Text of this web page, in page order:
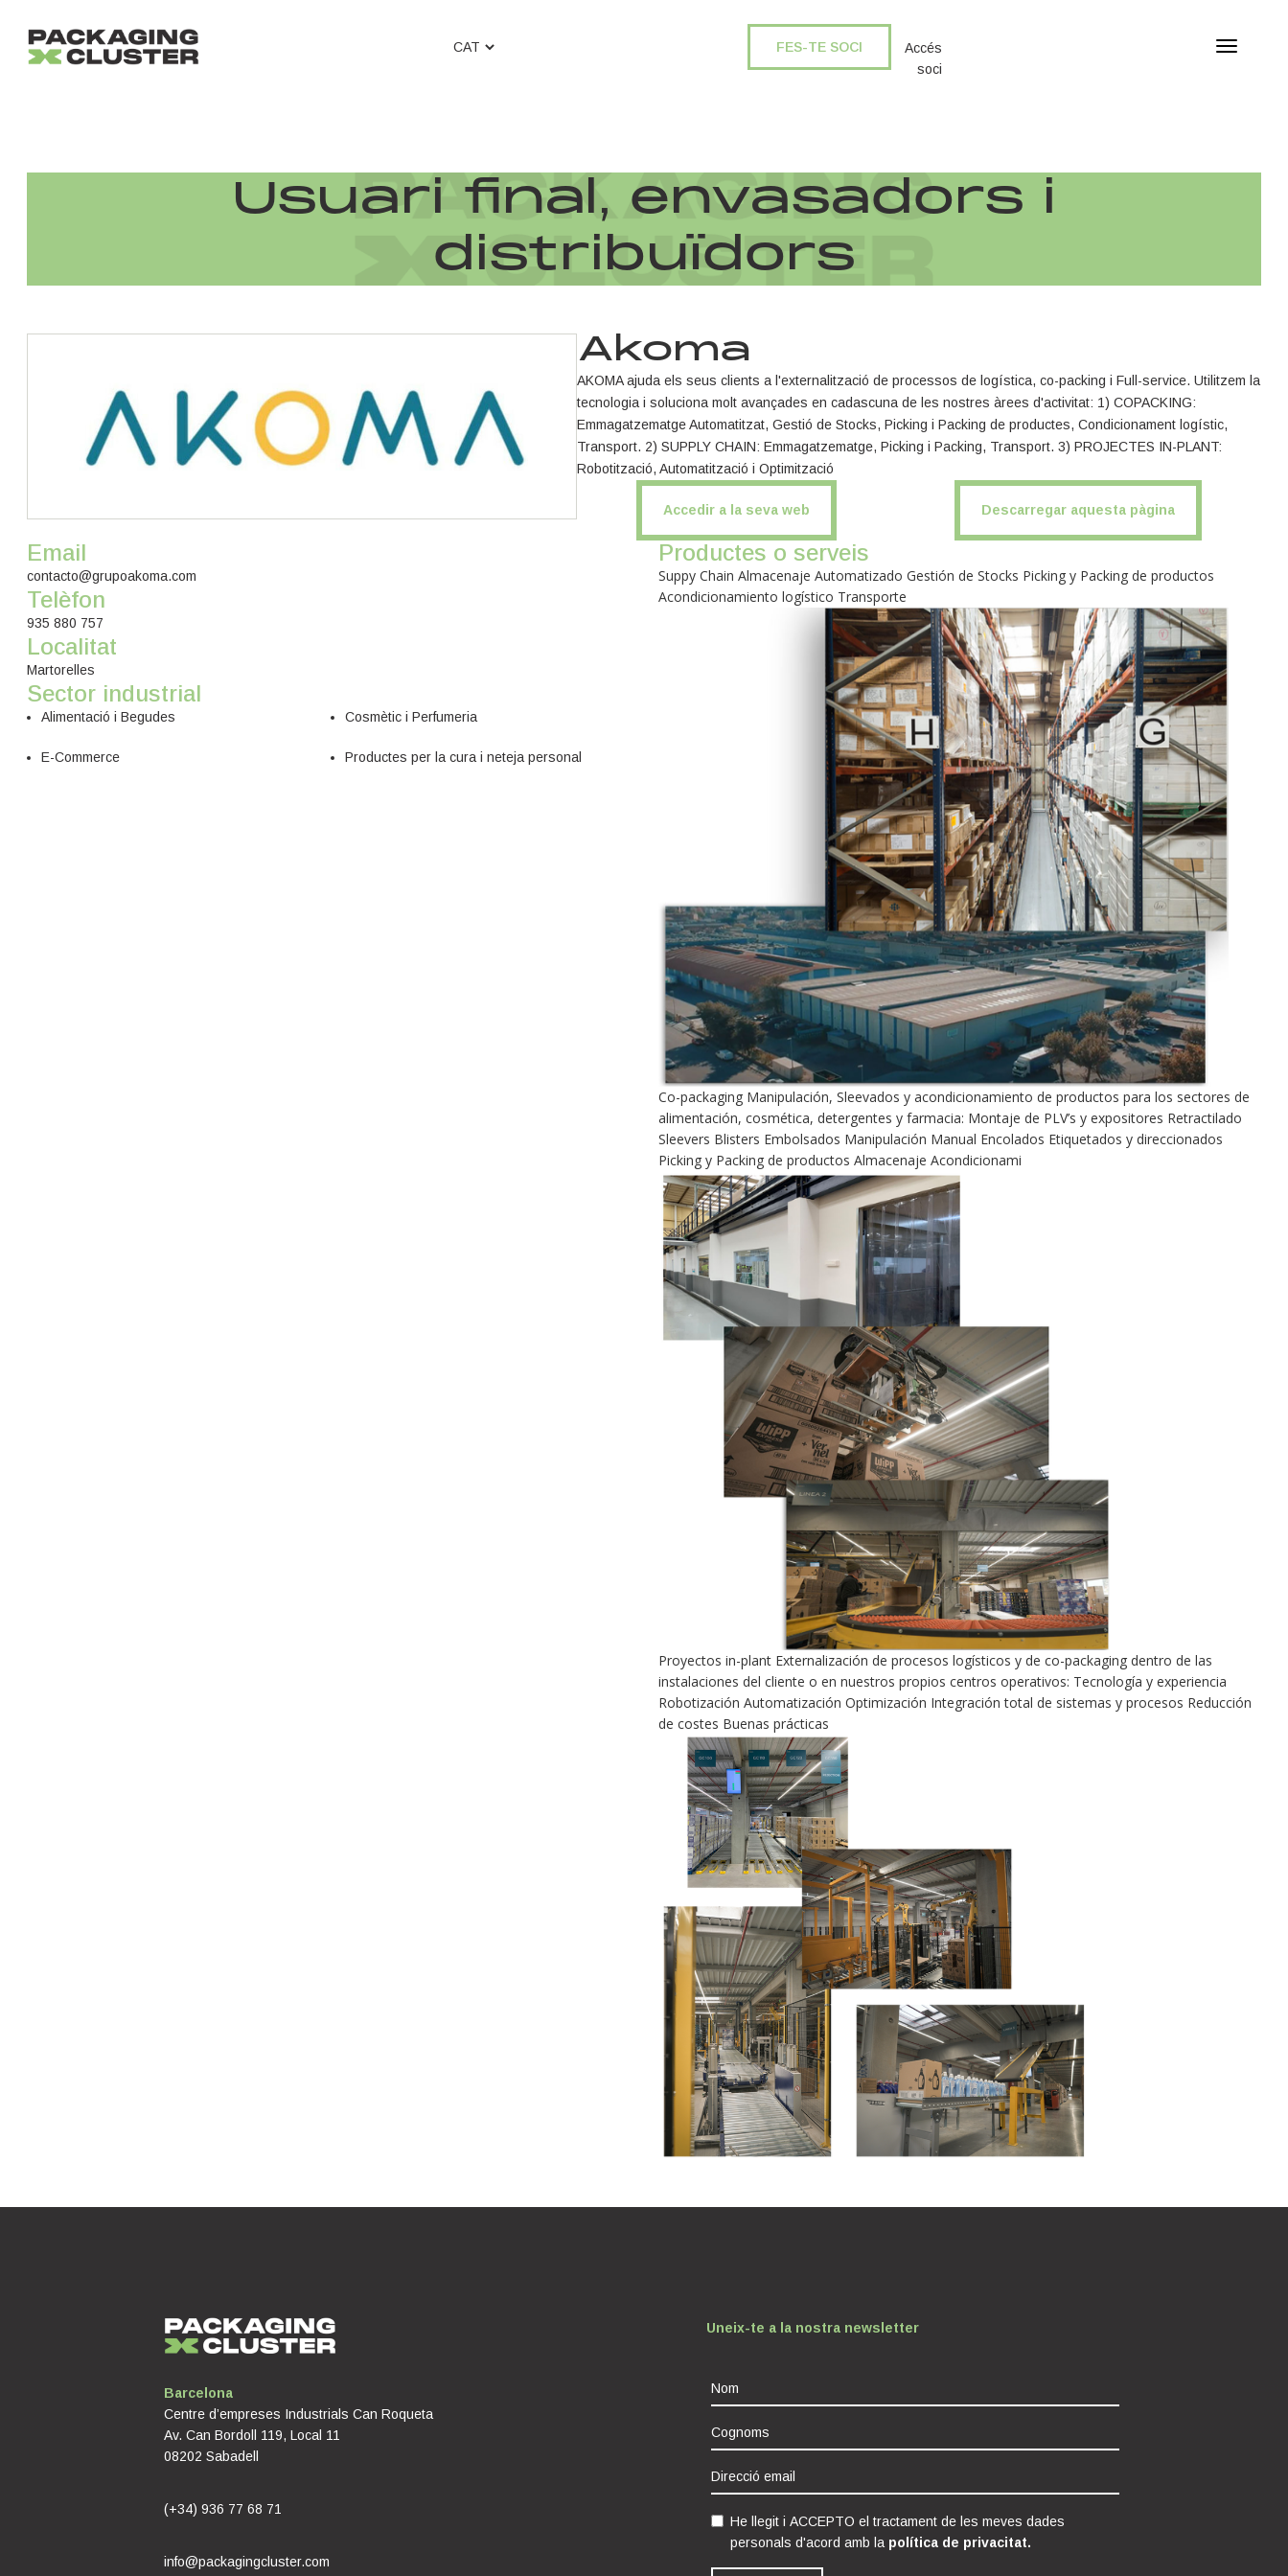
T
n
FES-TE SOCI
Accés
soci
Usuari final, envasadors i
distribuïdors
Akoma
AKOMA ajuda els seus clients a l'externalització de processos de logística, co-packing i Full-service. Utilitzem la
tecnologia i soluciona molt avançades en cadascuna de les nostres àrees d'activitat: 1) COPACKING:
Emmagatzematge Automatitzat, Gestió de Stocks, Picking i Packing de productes, Condicionament logístic,
Transport. 2) SUPPLY CHAIN: Emmagatzematge, Picking i Packing, Transport. 3) PROJECTES IN-PLANT:
Robotització, Automatització i Optimització
Accedir a la seva web Descarregar aquesta pàgina
Email
contacto@grupoakoma.com
Telèfon
935 880 757
Localitat
Martorelles
Sector industrial
Alimentació i Begudes Cosmètic i Perfumeria
E-Commerce Productes per la cura i neteja personal
Productes o serveis
Suppy Chain Almacenaje Automatizado Gestión de Stocks Picking y Packing de productos
Acondicionamiento logístico Transporte
Co-packaging Manipulación, Sleevados y acondicionamiento de productos para los sectores de
alimentación, cosmética, detergentes y farmacia: Montaje de PLV’s y expositores Retractilado
Sleevers Blisters Embolsados Manipulación Manual Encolados Etiquetados y direccionados
Picking y Packing de productos Almacenaje Acondicionami
Proyectos in-plant Externalización de procesos logísticos y de co-packaging dentro de las
instalaciones del cliente o en nuestros propios centros operativos: Tecnología y experiencia
Robotización Automatización Optimización Integración total de sistemas y procesos Reducción
de costes Buenas prácticas
Barcelona
Centre d’empreses Industrials Can Roqueta
Av. Can Bordoll 119, Local 11
08202 Sabadell
(+34) 936 77 68 71
info@packagingcluster.com
Uneix-te a la nostra newsletter
He llegit i ACCEPTO el tractament de les meves dades
personals d'acord amb la política de privacitat.